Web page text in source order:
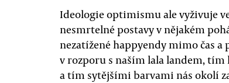
Ideologie optimismu ale vyživuje
nesmrtelné postavy v nějakém
nezatížené happyendy mimo čas
v rozporu s naším lala landem,
a tím sytějšími barvami nás okolí